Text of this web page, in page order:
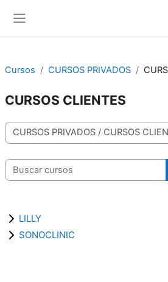
Cursos CURSOS PRIVADOS
CURSOS CLIENTES
Categorías
Buscar cursos
LILLY
SONOCLINIC